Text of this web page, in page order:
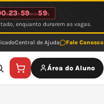
d23 h59min59s
enquanto durarem as vagas.
Central de Ajuda Fale Conosco
Área do Aluno